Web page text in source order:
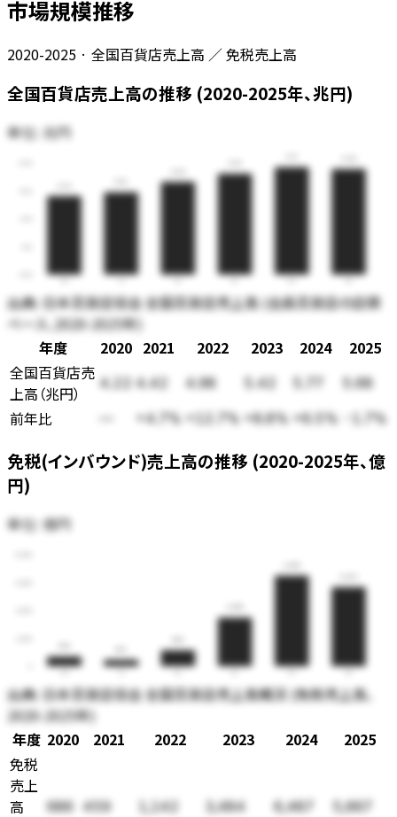
市場規模推移
2020-2025 · 全国百貨店売上高 ／ 免税売上高
全国百貨店売上高の推移 (2020-2025年、兆円)
単位: 兆円
20 21 22 23 24 25
出典:日本百貨店協会 全国百貨店売上高 (会員百貨店の店頭
ベース、2020-2025年)
年度
2020 2021 2022 2023 2024
2025
全国百貨店売
上高 （兆円） 4.22 4.42 4.98 5.42 5.77 5.68
前年比 +4.7% +12.7% +8.8% +6.5% -1.7%
免税(インバウンド)売上高の推移 (2020-2025年、億
円)
単位:億円
出典:日本百貨店協会 全国百貨店売上高概況 (免税売上高、
2020-2025年)
年度 2020 2021 2022 2023 2024
2025
免税
売上
高
686 459 1,142 3,484 6,487 5,667